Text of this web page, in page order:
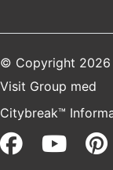
© Copyright 2026
Visit Group med
Citybreak™